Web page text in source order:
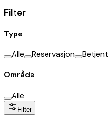
Filter
Type
Alle Reservasjon Betjent
Område
Alle
Filter